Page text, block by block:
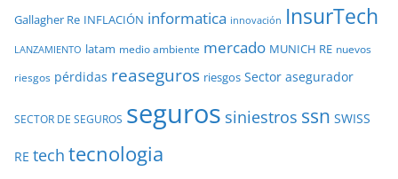
Gallagher Re INFLACIÓN informatica innovación InsurTech
LANZAMIENTO latam medio ambiente mercado MUNICH RE nuevos
riesgos pérdidas reaseguros riesgos Sector asegurador
SECTOR DE SEGUROS seguros siniestros ssn SWISS
RE tech tecnologia